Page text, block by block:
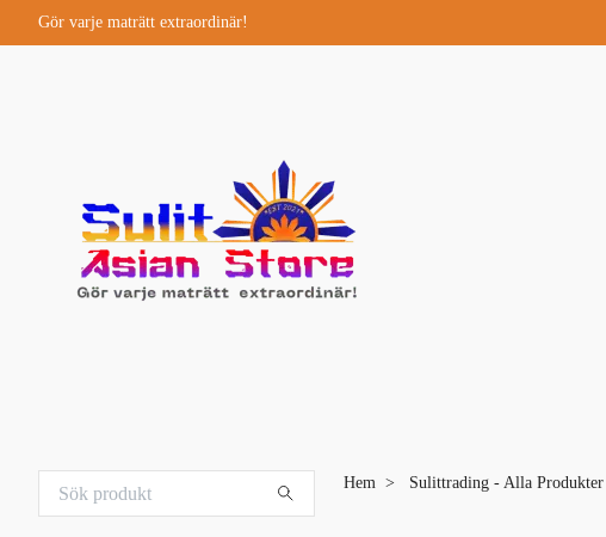
Gör varje maträtt extraordinär!
Hem Sulittrading - Alla Produkter